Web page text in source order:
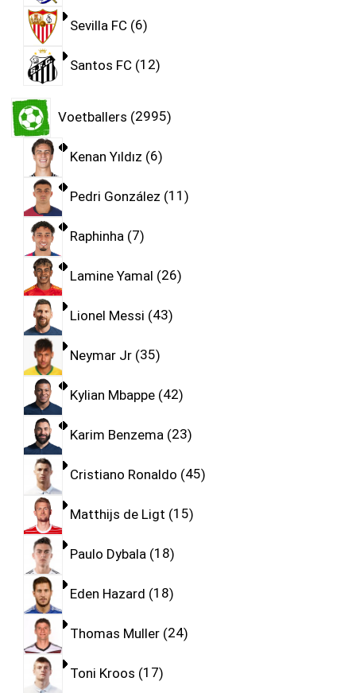
Sevilla FC 6
Santos FC 12
Voetballers 2995
Kenan Yıldız 6
Pedri González 11
Raphinha 7
Lamine Yamal 26
Lionel Messi 43
Neymar Jr 35
Kylian Mbappe 42
Karim Benzema 23
Cristiano Ronaldo 45
Matthijs de Ligt 15
Paulo Dybala 18
Eden Hazard 18
Thomas Muller 24
Toni Kroos 17